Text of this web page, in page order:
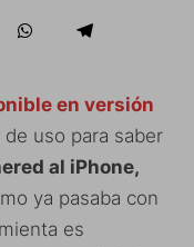
en versión
de uso para saber
al iPhone,
ya pasaba con
es